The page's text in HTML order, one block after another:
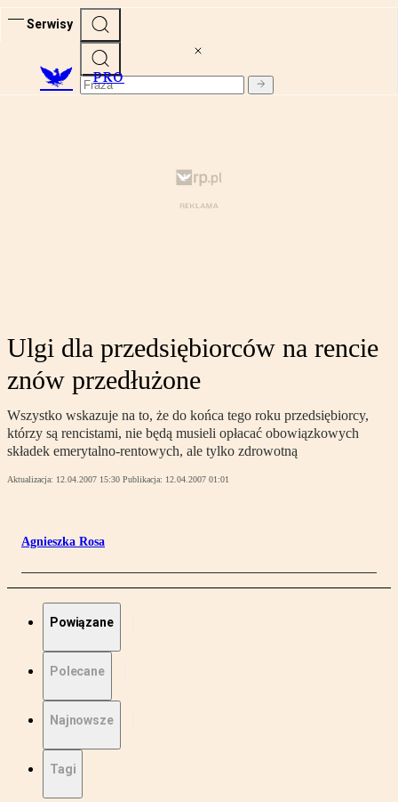
Serwisy
PRO
Ulgi dla przedsiębiorców na rencie
znów przedłużone
Wszystko wskazuje na to, że do końca tego roku przedsiębiorcy,
którzy są rencistami, nie będą musieli opłacać obowiązkowych
składek emerytalno-rentowych, ale tylko zdrowotną
Aktualizacja: 12.04.2007 15:30 Publikacja: 12.04.2007 01:01
Agnieszka Rosa
Powiązane
Polecane
Najnowsze
Tagi